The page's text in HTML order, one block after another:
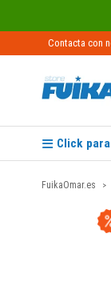
Contacta con
Click
FuikaOmar.es